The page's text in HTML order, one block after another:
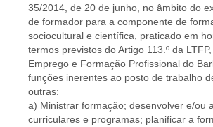
35/2014, de 20 de junho, no âmbito do
de formador para a componente de
sociocultural e científica, praticado em
termos previstos do Artigo 113.º da
Emprego e Formação Profissional do
funções inerentes ao posto de trabalho
outras:
a) Ministrar formação; desenvolver e/ou
curriculares e programas; planificar a